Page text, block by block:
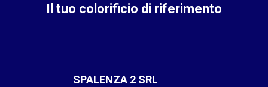
Il tuo colorificio di riferimento
SPALENZA 2 SRL